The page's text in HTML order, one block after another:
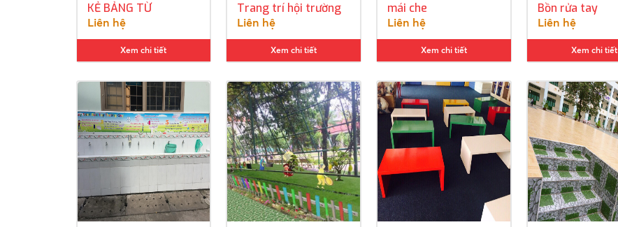
KẺ BẢNG TỪ
Liên hệ
Xem chi tiết
Trang trí hội trường
Liên hệ
Xem chi tiết
mái che
Liên hệ
Xem chi tiết
Bồn rửa tay
Liên hệ
Xem chi tiết